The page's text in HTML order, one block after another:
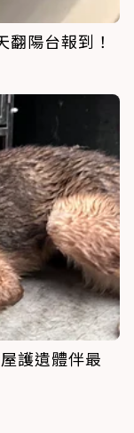
陽台報到！
護遺體伴最